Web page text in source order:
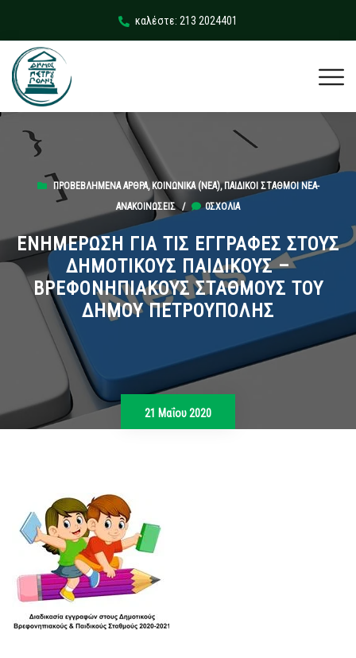
καλέστε: 213 2024401
ΠΡΟΒΕΒΛΗΜΈΝΑ ΆΡΘΡΑ, ΚΟΙΝΩΝΙΚΆ (ΝΕΑ),ΠΑΙΔΙΚΟΊ ΣΤΑΘΜΟΊ ΝΈΑ-
ΑΝΑΚΟΙΝΏΣΕΙΣ/ 0ΣΧΌΛΙΑ
ΕΝΗΜΕΡΩΣΗ ΓΙΑ ΤΙΣ ΕΓΓΡΑΦΕΣ ΣΤΟΥΣ
ΔΗΜΟΤΙΚΟΥΣ ΠΑΙΔΙΚΟΥΣ –
ΒΡΕΦΟΝΗΠΙΑΚΟΥΣ ΣΤΑΘΜΟΥΣ ΤΟΥ
ΔΗΜΟΥ ΠΕΤΡΟΥΠΟΛΗΣ
21 Μαΐου 2020